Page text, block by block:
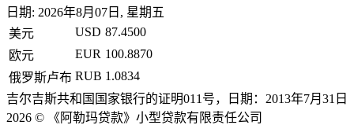
日期: 2026年8月07日, 星期五
美元
USD 87.4500
欧元
EUR 100.8870
俄罗斯卢布 RUB 1.0834
吉尔吉斯共和国国家银行的证明011号，日期：2013年7月31日
2026 © 《阿勒玛贷款》小型贷款有限责任公司